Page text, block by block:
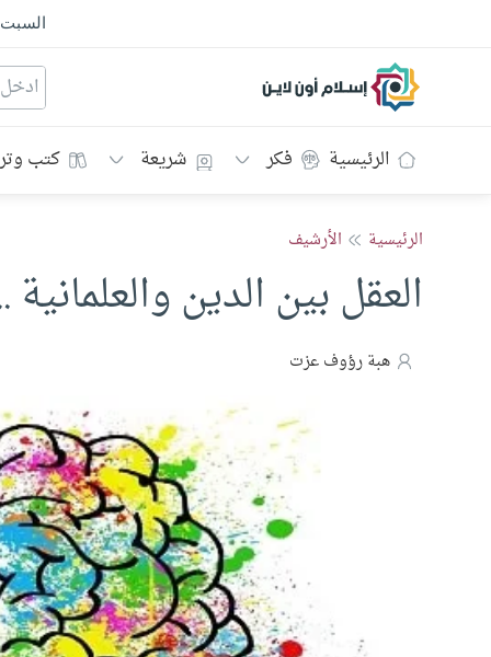
السبت
إسلام أون لاين
الرئيسية فكر شريعة كتب
الرئيسية الأرشيف
العقل بين الدين
هبة رؤوف عزت